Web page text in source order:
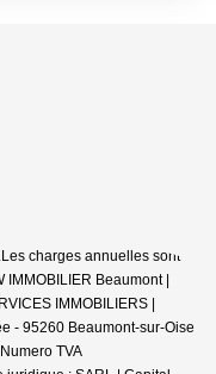
charges annuelles sont
IMMOBILIER Beaumont |
IMMOBILIERS |
- 95260 Beaumont-sur-Oise
TVA